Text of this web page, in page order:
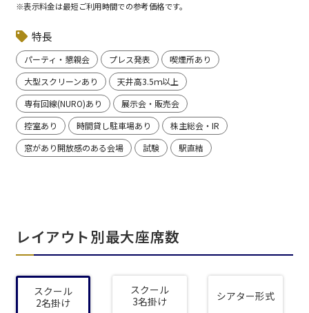
※表示料金は最短ご利用時間での参考価格です。
特長
パーティ・懇親会 プレス発表
喫煙所あり
大型スクリーンあり
天井高3.5ｍ以上
専有回線(NURO)あり
展示会・販売会
控室あり
時間貸し駐車場あり
株主総会・IR
窓があり開放感のある会場
試験 駅直結
レイアウト別最大座席数
スクール
2名掛け
スクール
3名掛け
シアター形式